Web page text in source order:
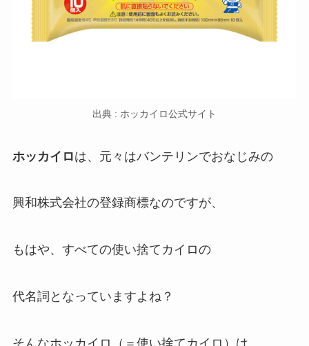
出典 : ホッカイロ公式サイト
ホッカイロは、元々はバンテリンでおなじみの
興和株式会社の登録商標なのですが、
もはや、すべての使い捨てカイロの
代名詞となっていますよね？
そんなホッカイロ（＝使い捨てカイロ）は、